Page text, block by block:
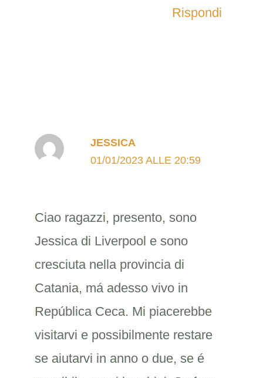
Rispondi
JESSICA
01/01/2023 ALLE 20:59
Ciao ragazzi, presento, sono
Jessica di Liverpool e sono
cresciuta nella provincia di
Catania, má adesso vivo in
República Ceca. Mi piacerebbe
visitarvi e possibilmente restare
se aiutarvi in anno o due, se é